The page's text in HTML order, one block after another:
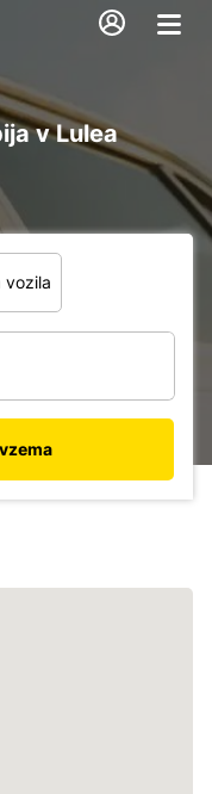
v Lulea
vozila